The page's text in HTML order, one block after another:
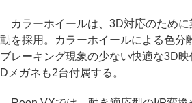
カラーホイールは、3D対応のために
動を採用。カラーホイールによる色分
ブレーキング現象の少ない快適な3D
Dメガネも2台付属する。